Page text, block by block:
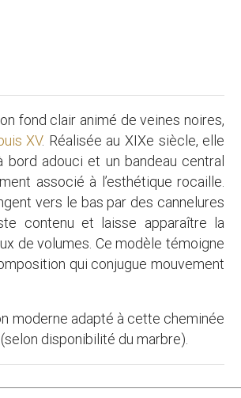
fond clair animé de veines noires,
XV. Réalisée au XIXe siècle, elle
adouci et un bandeau central
associé à l’esthétique rocaille.
vers le bas par des cannelures
contenu et laisse apparaître la
de volumes. Ce modèle témoigne
qui conjugue mouvement
moderne adapté à cette cheminée
disponibilité du marbre).